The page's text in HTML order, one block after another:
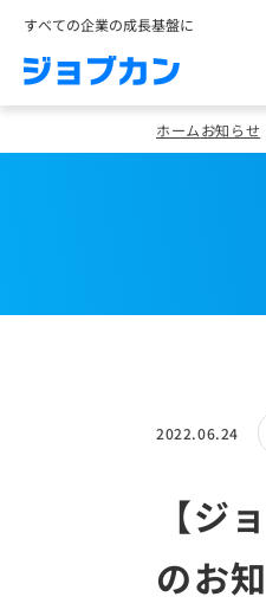
すべての企業の成長基盤に
ホームお知らせ
2022.06.24
【ジ
のお